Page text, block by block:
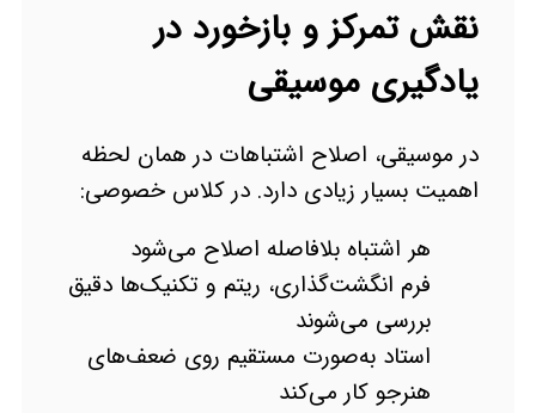
نقش تمرکز و بازخورد در
یادگیری موسیقی
در موسیقی، اصلاح اشتباهات در همان لحظه
اهمیت بسیار زیادی دارد. در کلاس خصوصی:
هر اشتباه بلافاصله اصلاح می‌شود
فرم انگشت‌گذاری، ریتم و تکنیک‌ها دقیق
بررسی می‌شوند
استاد به‌صورت مستقیم روی ضعف‌های
هنرجو کار می‌کند